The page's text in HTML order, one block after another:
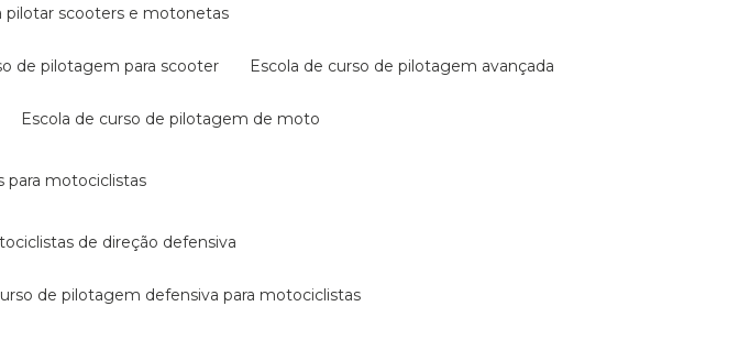
pilotar scooters e motonetas
de pilotagem para scooter escola de curso de pilotagem avançada
escola de curso de pilotagem de moto
para motociclistas
de direção defensiva
de pilotagem defensiva para motociclistas